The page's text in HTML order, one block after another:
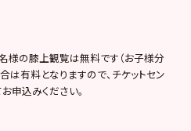
の膝上観覧は無料です（お子様分
は有料となりますので、チケットセン
申込みください。